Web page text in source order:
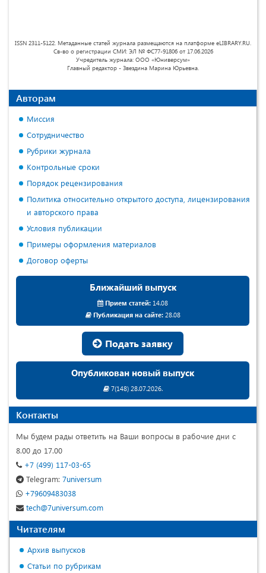
ISSN 2311-5122. Метаданные статей журнала размещаются на платформе eLIBRARY.RU.
Св-во о регистрации СМИ: ЭЛ № ФС77-91806 от 17.06.2026
Учредитель журнала: ООО «Юниверсум»
Главный редактор - Звездина Марина Юрьевна.
Авторам
Миссия
Сотрудничество
Рубрики журнала
Контрольные сроки
Порядок рецензирования
Политика относительно открытого доступа, лицензирования
и авторского права
Условия публикации
Примеры оформления материалов
Договор оферты
Ближайший выпуск
Прием статей: 14.08
Публикация на сайте:28.08
Подать заявку
Опубликован новый выпуск
7(148) 28.07.2026.
Контакты
Мы будем рады ответить на Ваши вопросы в рабочие дни с
8.00 до 17.00
+7 (499) 117-03-65
Telegram: 7universum
+79609483038
tech@7universum.com
Читателям
Архив выпусков
Статьи по рубрикам